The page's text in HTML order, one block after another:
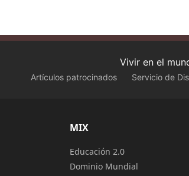
Vivir en el
Artículos patrocinados Servicio de
MIX
Educación 2.0
Dominio Mundial